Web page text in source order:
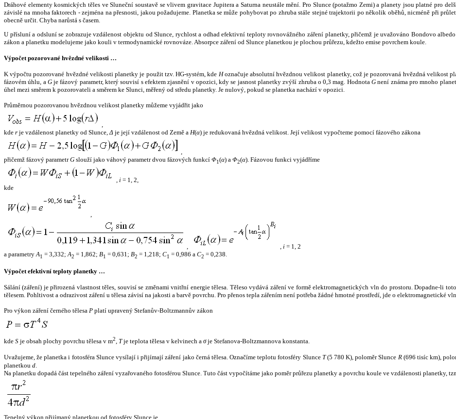
Dráhové elementy kosmických těles ve Sluneční soustavě se vlivem gravitace Jupitera a Saturna neustále mění. Pro Slunce (potažmo Zemi) a planety jsou platné pro
závislé na mnoha faktorech - zejména na přesnosti, jakou požadujeme. Planetka se může pohybovat po zhruba stále stejné trajektorii po několik oběhů, nicméně při
obecně určit. Chyba narůstá s časem.
U přísluní a odsluní se zobrazuje vzdálenost objektu od Slunce, rychlost a odhad efektivní teploty rovnovážného záření planetky, přičemž je uvažováno Bondovo albedo
zákon a planetku modelujeme jako kouli v termodynamické rovnováze. Absorpce záření od Slunce planetkou je plochou průřezu, kdežto emise povrchem koule.
Výpočet pozorované hvězdné velikosti …
K výpočtu pozorované hvězdné velikosti planetky je použit tzv. HG-systém, kde Hoznačuje absolutní hvězdnou velikost planetky, což je pozorovaná hvězdná velikost
fázovém úhlu, a Gje fázový parametr, který souvisí s efektem zjasnění v opozici, kdy se jasnost planetky zvýší zhruba o 0,3 mag. HodnotaG není známa pro mnoho
úhel mezi směrem k pozorovateli a směrem ke Slunci, měřený od středu planetky. Je nulový, pokud se planetka nachází v opozici.
Průměrnou pozorovanou hvězdnou velikost planetky můžeme vyjádřit jako
,
kde r je vzdálenost planetky od Slunce,Δ je její vzdálenost od Země a H(α) je redukovaná hvězdná velikost. Její velikost vypočteme pomocí fázového zákona
,
přičemž fázový parametrG slouží jako váhový parametr dvou fázových funkcí Φ1(α) a Φ2(α). Fázovou funkci vyjádříme
, i = 1, 2,
kde
,
, , i = 1, 2
a parametryA1 = 3,332;A2 = 1,862; B1 = 0,631; B2 = 1,218; C1 = 0,986 a C2 = 0,238.
Výpočet efektivní teploty planetky …
Sálání (záření) je přirozená vlastnost těles, souvisí se změnami vnitřní energie tělesa. Těleso vydává záření ve formě elektromagnetických vln do prostoru. Dopadne-li
tělesem. Pohltivost a odrazivost záření u tělesa závisí na jakosti a barvě povrchu. Pro přenos tepla zářením není potřeba žádné hmotné prostředí, jde o elektromagnetické
Pro výkon záření černého tělesa P platí upravený Stefanův-Boltzmannův zákon
kde S je obsah plochy povrchu tělesa v m2, Tje teplota tělesa v kelvinech a σje Stefanova-Boltzmannova konstanta.
Uvažujeme, že planetka i fotosféra Slunce vysílají i přijímají záření jako černá tělesa. Označíme teplotu fotosféry Slunce T(5 780 K), poloměr Slunce R(696 tisíc km),
planetkou d.
Na planetku dopadá část tepelného záření vyzařovaného fotosférou Slunce. Tuto část vypočítáme jako poměr průřezu planetky a povrchu koule ve vzdálenosti planetky,
Tepelný výkon přijímaný planetkou od fotosféry Slunce je